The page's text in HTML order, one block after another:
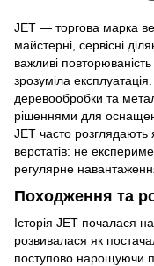
JET — торгова марка
майстерні, сервісні
важливі повторюваність
зрозуміла
деревообробки та
рішеннями для
JET часто
верстатів: не
регулярне
Походження та
Історія JET почалася
розвивалася як
поступово нарощуючи